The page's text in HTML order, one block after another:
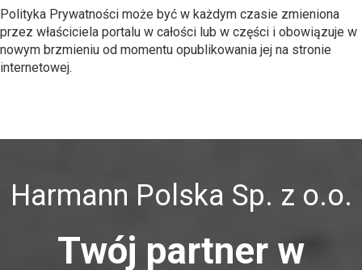
Polityka Prywatności może być w każdym czasie zmieniona
przez właściciela portalu w całości lub w części i obowiązuje w
nowym brzmieniu od momentu opublikowania jej na stronie
internetowej.
Harmann Polska Sp. z o.o.
Twój partner w